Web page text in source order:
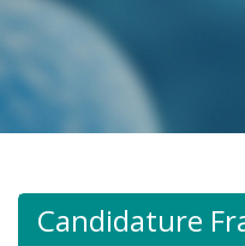
Candidature